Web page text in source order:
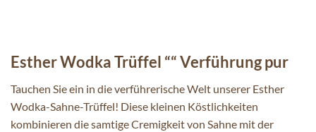
Esther Wodka Trüffel ““ Verführung pur
Tauchen Sie ein in die verführerische Welt unserer Esther
Wodka-Sahne-Trüffel! Diese kleinen Köstlichkeiten
kombinieren die samtige Cremigkeit von Sahne mit der